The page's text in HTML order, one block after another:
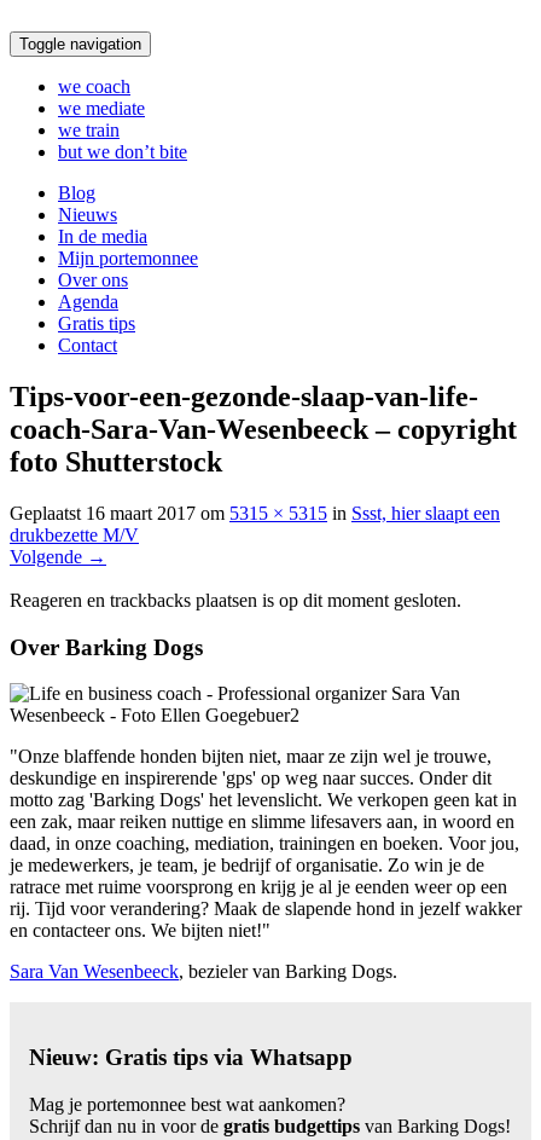
Toggle navigation
we coach
we mediate
we train
but we don’t bite
Blog
Nieuws
In de media
Mijn portemonnee
Over ons
Agenda
Gratis tips
Contact
Tips-voor-een-gezonde-slaap-van-life-
coach-Sara-Van-Wesenbeeck – copyright
foto Shutterstock
Geplaatst 16 maart 2017 om 5315 × 5315 in Ssst, hier slaapt een
drukbezette M/V
Volgende →
Reageren en trackbacks plaatsen is op dit moment gesloten.
Over Barking Dogs
"Onze blaffende honden bijten niet, maar ze zijn wel je trouwe,
deskundige en inspirerende 'gps' op weg naar succes. Onder dit
motto zag 'Barking Dogs' het levenslicht. We verkopen geen kat in
een zak, maar reiken nuttige en slimme lifesavers aan, in woord en
daad, in onze coaching, mediation, trainingen en boeken. Voor jou,
je medewerkers, je team, je bedrijf of organisatie. Zo win je de
ratrace met ruime voorsprong en krijg je al je eenden weer op een
rij. Tijd voor verandering? Maak de slapende hond in jezelf wakker
en contacteer ons. We bijten niet!"
Sara Van Wesenbeeck, bezieler van Barking Dogs.
Nieuw: Gratis tips via Whatsapp
Mag je portemonnee best wat aankomen?
Schrijf dan nu in voor de gratis budgettips van Barking Dogs!